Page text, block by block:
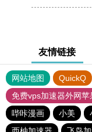
友情链接
网站地图 QuickQ
免费vps加速器外网苹
哔咔漫画
小美